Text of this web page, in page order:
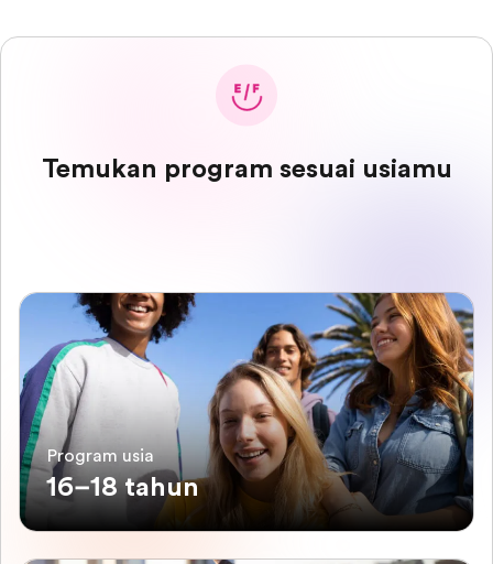
Temukan program sesuai usiamu
Program usia
16–18 tahun